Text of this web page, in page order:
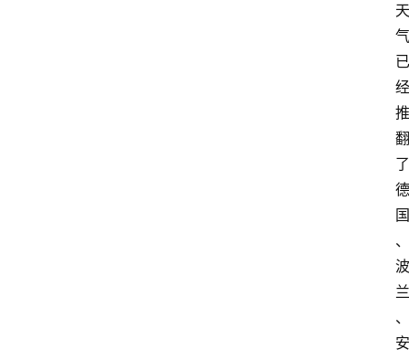
天
气
已
经
推
翻
了
德
国
、
波
兰
、
安